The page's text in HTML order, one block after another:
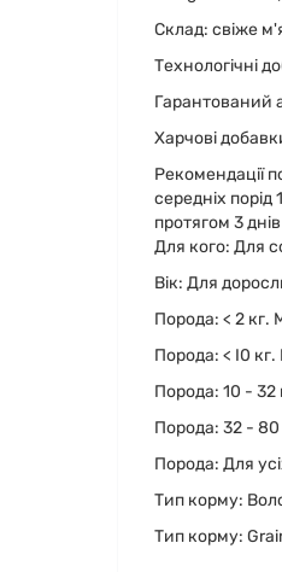
Склад: свіже
Технологічні
Гарантований
Харчові
Рекомендації
середніх
протягом 3 днів
Для кого: Для
Вік: Для
Порода: < 2 кг.
Порода: < I0 кг.
Порода: 10 - 32
Порода: 32 - 80
Порода: Для
Тип корму:
Тип корму: